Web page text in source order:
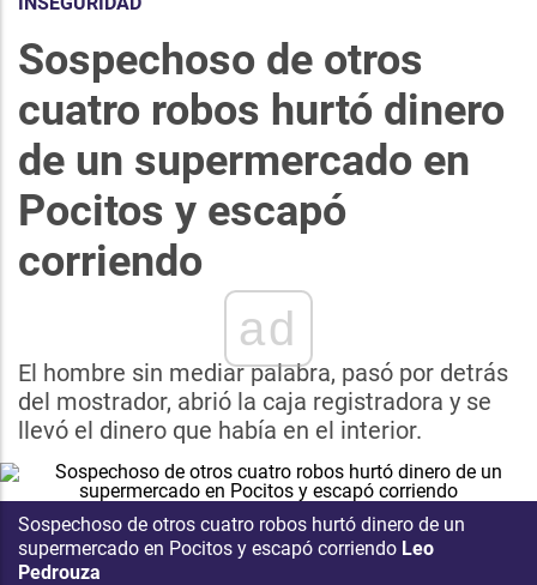
Sospechoso de otros
cuatro robos hurtó dinero
de un supermercado en
Pocitos y escapó
corriendo
ad
El hombre sin mediar palabra, pasó por detrás
del mostrador, abrió la caja registradora y se
llevó el dinero que había en el interior.
Sospechoso de otros cuatro robos hurtó dinero de un
supermercado en Pocitos y escapó corriendo Leo
Pedrouza